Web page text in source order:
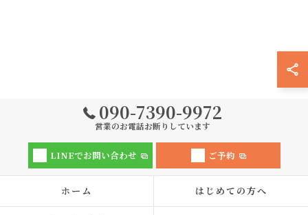
090-7390-9972
営業のお電話お断りしています
LINEでお問い合わせ ご予約
ホーム はじめての方へ